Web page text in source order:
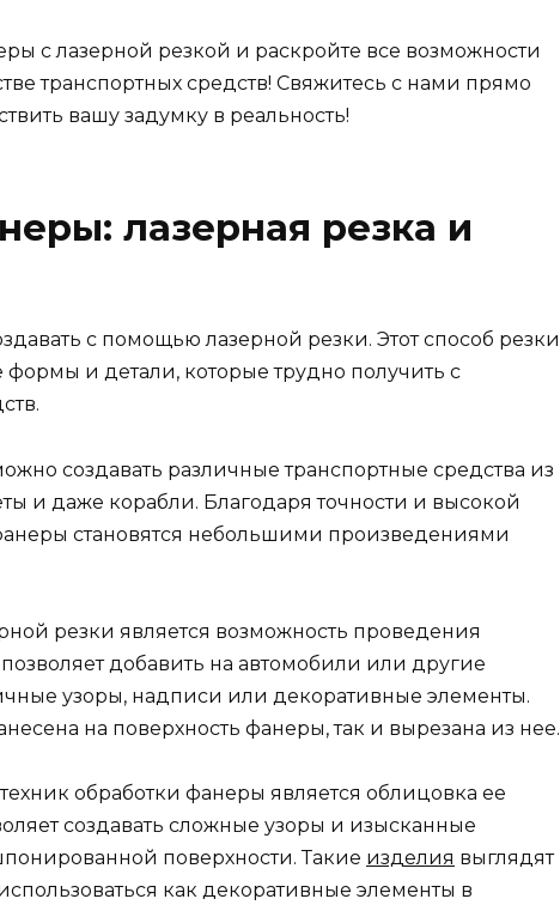
с лазерной резкой и раскройте все возможности
транспортных средств! Свяжитесь с нами прямо
вашу задумку в реальность!
лазерная резка и
с помощью лазерной резки. Этот способ резки
формы и детали, которые трудно получить с
создавать различные транспортные средства из
и даже корабли. Благодаря точности и высокой
становятся небольшими произведениями
резки является возможность проведения
добавить на автомобили или другие
узоры, надписи или декоративные элементы.
на поверхность фанеры, так и вырезана из нее.
обработки фанеры является облицовка ее
создавать сложные узоры и изысканные
поверхности. Такие изделия выглядят
как декоративные элементы в